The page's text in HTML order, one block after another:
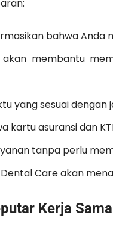
bahwa Anda
membantu
yang sesuai dengan
kartu asuransi dan
tanpa perlu
Care akan
Kerja